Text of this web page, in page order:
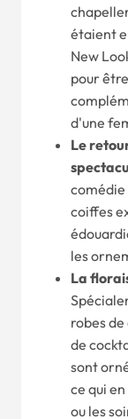
étaient
New
pour
d'une
Le
comédie
coiffes
les
La
robes
de
sont
ce qui
ou les